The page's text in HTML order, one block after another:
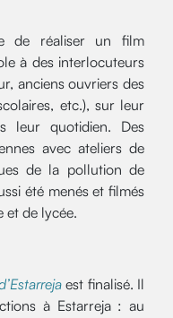
de réaliser un film
à des interlocuteurs
anciens ouvriers des
etc.), sur leur
leur quotidien. Des
avec ateliers de
de la pollution de
été menés et filmés
et de lycée.
est finalisé. Il
à Estarreja : au